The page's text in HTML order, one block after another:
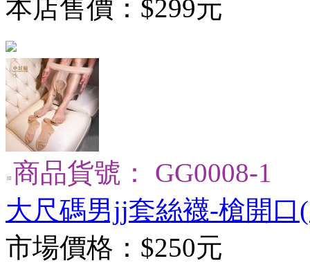
本店售價： $299元
商品貨號： GG0008-1
大尺碼男jj套絲襪-槍開口
市場價格： $250元